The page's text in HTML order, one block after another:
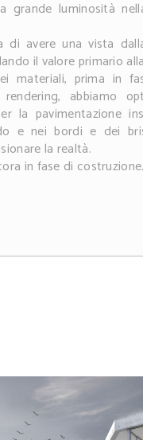
grande luminosità
di avere una vista
il valore primario
materiali, prima in
abbiamo
la pavimentazione
e nei bordi e dei
la realtà.
in fase di costruzione.